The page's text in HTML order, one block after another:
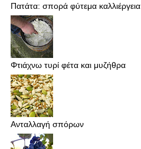
Πατάτα: σπορά φύτεμα καλλιέργεια
Φτιάχνω τυρί φέτα και μυζήθρα
Ανταλλαγή σπόρων